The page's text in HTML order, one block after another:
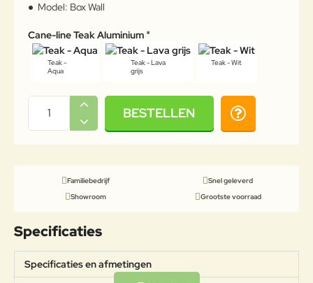
Model: Box Wall
Cane-line Teak Aluminium
Teak -
Aqua
Teak - Lava
grijs
Teak - Wit
BESTELLEN
Familiebedrijf
Snel geleverd
Showroom
Grootste voorraad
Specificaties
Specificaties en afmetingen